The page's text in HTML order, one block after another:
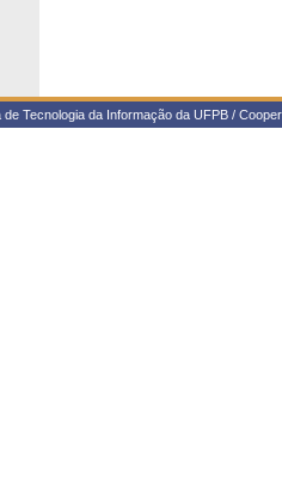
de Tecnologia da Informação da UFPB /